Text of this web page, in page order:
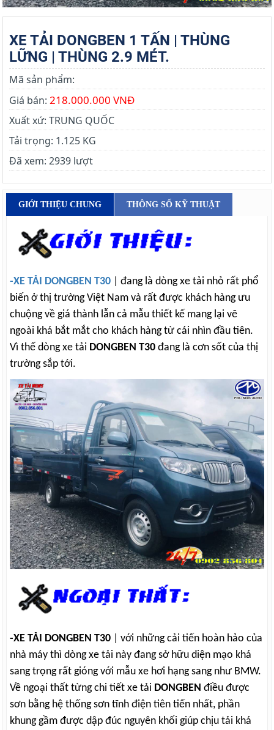
XE TẢI DONGBEN 1 TẤN | THÙNG
LỮNG | THÙNG 2.9 MÉT.
Mã sản phẩm:
Giá bán:218.000.000 VNĐ
Xuất xứ: TRUNG QUỐC
Tải trọng: 1.125 KG
Đã xem: 2939 lượt
GIỚI THIỆU CHUNG THÔNG SỐ KỸ THUẬT
-XE TẢI DONGBEN T30 | đang là dòng xe tải nhỏ rất phổ
biến ở thị trường Việt Nam và rất được khách hàng ưu
chuộng về giá thành lẫn cả mẫu thiết kế mang lại vẽ
ngoài khá bắt mắt cho khách hàng từ cái nhìn đầu tiên.
Vì thế dòng xe tải DONGBEN T30đang là cơn sốt của thị
trường sắp tới.
-XE TẢI DONGBEN T30 | với những cải tiến hoàn hảo của
nhà máy thì dòng xe tải này đang sở hữu diện mạo khá
sang trọng rất gióng với mẫu xe hơi hạng sang như BMW.
Về ngoại thất từng chi tiết xe tải DONGBEN điều được
sơn bằng hệ thống sơn tĩnh điện tiên tiến nhất, phần
khung gầm được dập đúc nguyên khối giúp chịu tải khá